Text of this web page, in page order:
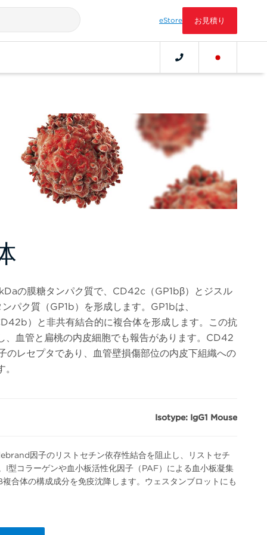
eStore お見積り
の膜糖タンパク質で、CD42c（GP1bβ）とジスル
パク質（GP1b）を形成します。GP1bは、
）と非共有結合的に複合体を形成します。この抗
、血管と扁桃の内皮細胞でも報告があります。CD42
レセプタであり、血管壁損傷部位の内皮下組織への
Isotype: IgG1 Mouse
因子のリストセチン依存性結合を阻止し、リストセチ
I型コラーゲンや血小板活性化因子（PAF）による血小板凝集
合体の構成成分を免疫沈降します。ウェスタンブロットにも